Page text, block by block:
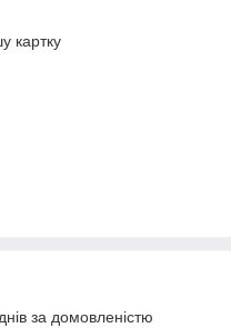
картку
за домовленістю